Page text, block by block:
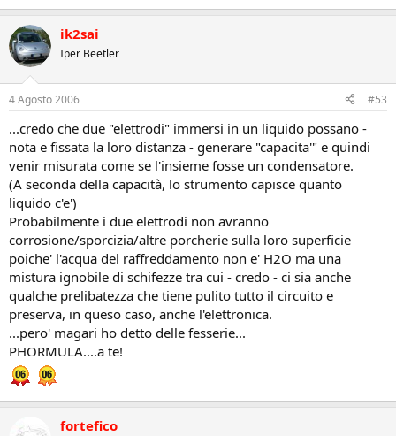
ik2sai
Iper Beetler
4 Agosto 2006 #53
...credo che due "elettrodi" immersi in un liquido possano -
nota e fissata la loro distanza - generare "capacita'" e quindi
venir misurata come se l'insieme fosse un condensatore.
(A seconda della capacità, lo strumento capisce quanto
liquido c'e')
Probabilmente i due elettrodi non avranno
corrosione/sporcizia/altre porcherie sulla loro superficie
poiche' l'acqua del raffreddamento non e' H2O ma una
mistura ignobile di schifezze tra cui - credo - ci sia anche
qualche prelibatezza che tiene pulito tutto il circuito e
preserva, in queso caso, anche l'elettronica.
...pero' magari ho detto delle fesserie...
PHORMULA....a te!
fortefico